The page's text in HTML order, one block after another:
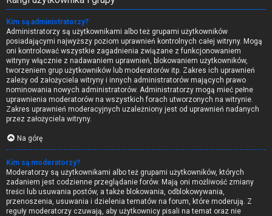
Kim są administratorzy?
Administratorzy są użytkownikami albo też grupami użytkowników
posiadającymi najwyższy poziom uprawnień kontrolnych całej witryny. Mogą
oni kontrolować wszystkie zagadnienia związane z funkcjonowaniem
witryny włącznie z nadawaniem uprawnień, blokowaniem użytkowników,
tworzeniem grup użytkowników lub moderatorów itp. Zakres ich uprawnień
zależy od założyciela witryny i innych administratorów mających prawo
nominowania nowych administratorów. Administratorzy mogą mieć pełne
uprawnienia moderatorów na wszystkich forach utworzonych na witrynie.
Zakres uprawnień moderacyjnych uzależniony jest od uprawnień nadanych
przez założyciela witryny.
Na górę
Kim są moderatorzy?
Moderatorzy są użytkownikami albo też grupami użytkowników, których
zadaniem jest codzienne przeglądanie forów. Mają oni możliwość zmiany
treści lub usuwania postów, a także blokowania, odblokowywania,
przenoszenia, usuwania i dzielenia tematów na forum, które moderują. Z
reguły moderatorzy czuwają, aby użytkownicy pisali na temat oraz nie